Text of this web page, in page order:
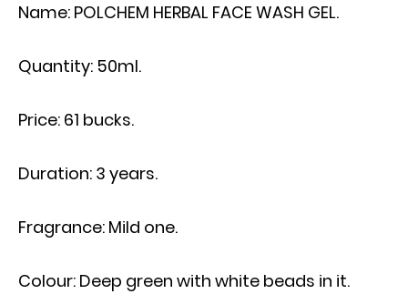
Name: POLCHEM HERBAL FACE WASH GEL.
Quantity: 50ml.
Price: 61 bucks.
Duration: 3 years.
Fragrance: Mild one.
Colour: Deep green with white beads in it.